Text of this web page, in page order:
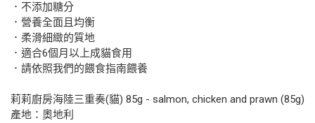
．不添加糖分
．營養全面且均衡
．柔滑細緻的質地
．適合6個月以上成貓食用
．請依照我們的餵食指南餵養
莉莉廚房海陸三重奏(貓) 85g - salmon, chicken and prawn (85g)
產地：奧地利